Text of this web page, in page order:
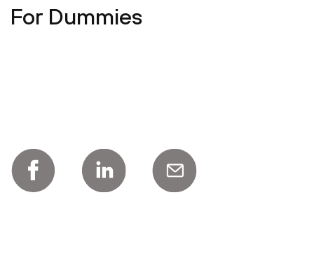
For Dummies